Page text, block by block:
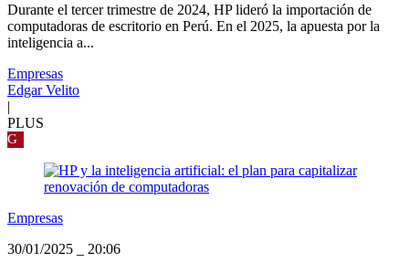
Durante el tercer trimestre de 2024, HP lideró la importación de
computadoras de escritorio en Perú. En el 2025, la apuesta por la
inteligencia a...
Empresas
Edgar Velito
|
PLUS
G
Empresas
30/01/2025
20:06